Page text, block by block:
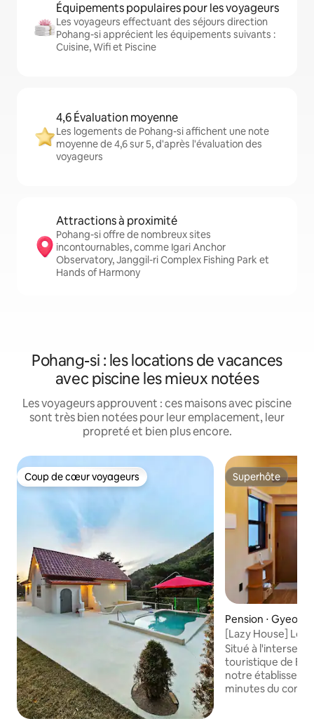
Équipements populaires pour les voyageurs
Les voyageurs effectuant des séjours direction
Pohang-si apprécient les équipements suivants :
Cuisine, Wifi et Piscine
4,6 Évaluation moyenne
Les logements de Pohang-si affichent une note
moyenne de 4,6 sur 5, d'après l'évaluation des
voyageurs
Attractions à proximité
Pohang-si offre de nombreux sites
incontournables, comme Igari Anchor
Observatory, Janggil-ri Complex Fishing Park et
Hands of Harmony
Pohang-si : les locations de vacances
avec piscine les mieux notées
Les voyageurs approuvent : ces maisons avec piscine
sont très bien notées pour leur emplacement, leur
propreté et bien plus encore.
Coup de cœur voyageurs
Coup de cœur voyageurs Superhôte
Superhôte
Pension ⋅
[Lazy House]
style bois
Situé à
touristique de
notre
minutes du